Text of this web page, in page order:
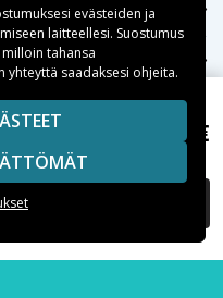
13,99 €
OSTOSKORIIN
evästeiden ja
laitteellesi. Suostumus
tahansa
yhteyttä saadaksesi ohjeita.